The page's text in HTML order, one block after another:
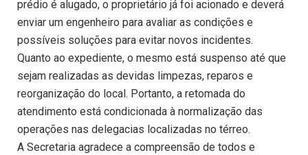
prédio é alugado, o proprietário já foi acionado e deverá
enviar um engenheiro para avaliar as condições e
possíveis soluções para evitar novos incidentes.
Quanto ao expediente, o mesmo está suspenso até que
sejam realizadas as devidas limpezas, reparos e
reorganização do local. Portanto, a retomada do
atendimento está condicionada à normalização das
operações nas delegacias localizadas no térreo.
A Secretaria agradece a compreensão de todos e